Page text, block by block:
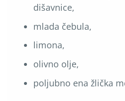
dišavnice,
mlada čebula,
limona,
olivno olje,
poljubno ena žlička